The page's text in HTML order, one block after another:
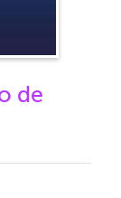
de